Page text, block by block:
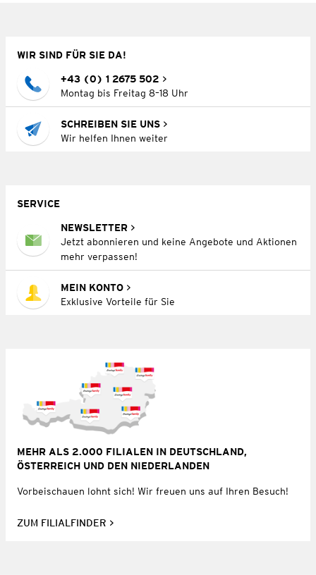
WIR SIND FÜR SIE DA!
+43 (0) 1 2675 502
Montag bis Freitag 8–18 Uhr
SCHREIBEN SIE UNS
Wir helfen Ihnen weiter
SERVICE
NEWSLETTER
Jetzt abonnieren und keine Angebote und Aktionen
mehr verpassen!
MEIN KONTO
Exklusive Vorteile für Sie
MEHR ALS 2.000 FILIALEN IN DEUTSCHLAND,
ÖSTERREICH UND DEN NIEDERLANDEN
Vorbeischauen lohnt sich! Wir freuen uns auf Ihren Besuch!
ZUM FILIALFINDER